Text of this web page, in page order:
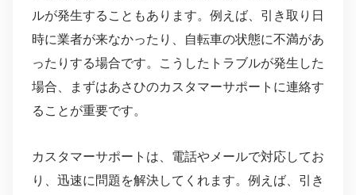
ルが発生することもあります。例えば、引き取り日
時に業者が来なかったり、自転車の状態に不満があ
ったりする場合です。こうしたトラブルが発生した
場合、まずはあさひのカスタマーサポートに連絡す
ることが重要です。
カスタマーサポートは、電話やメールで対応してお
り、迅速に問題を解決してくれます。例えば、引き